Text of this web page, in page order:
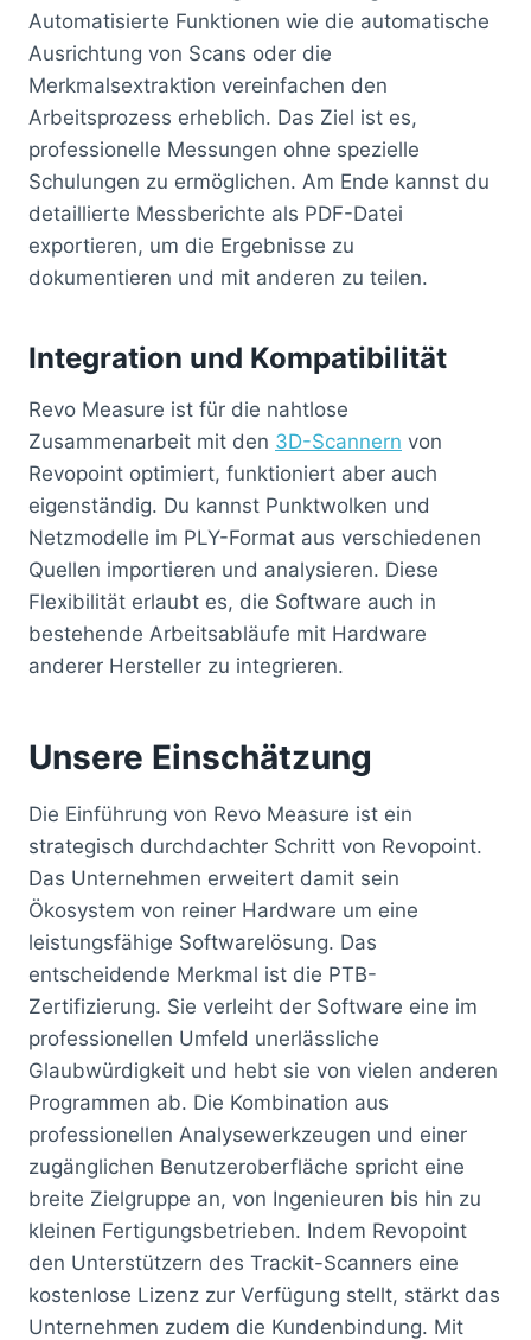
Automatisierte Funktionen wie die automatische
Ausrichtung von Scans oder die
Merkmalsextraktion vereinfachen den
Arbeitsprozess erheblich. Das Ziel ist es,
professionelle Messungen ohne spezielle
Schulungen zu ermöglichen. Am Ende kannst du
detaillierte Messberichte als PDF-Datei
exportieren, um die Ergebnisse zu
dokumentieren und mit anderen zu teilen.
Integration und Kompatibilität
Revo Measure ist für die nahtlose
Zusammenarbeit mit den 3D-Scannern von
Revopoint optimiert, funktioniert aber auch
eigenständig. Du kannst Punktwolken und
Netzmodelle im PLY-Format aus verschiedenen
Quellen importieren und analysieren. Diese
Flexibilität erlaubt es, die Software auch in
bestehende Arbeitsabläufe mit Hardware
anderer Hersteller zu integrieren.
Unsere Einschätzung
Die Einführung von Revo Measure ist ein
strategisch durchdachter Schritt von Revopoint.
Das Unternehmen erweitert damit sein
Ökosystem von reiner Hardware um eine
leistungsfähige Softwarelösung. Das
entscheidende Merkmal ist die PTB-
Zertifizierung. Sie verleiht der Software eine im
professionellen Umfeld unerlässliche
Glaubwürdigkeit und hebt sie von vielen anderen
Programmen ab. Die Kombination aus
professionellen Analysewerkzeugen und einer
zugänglichen Benutzeroberfläche spricht eine
breite Zielgruppe an, von Ingenieuren bis hin zu
kleinen Fertigungsbetrieben. Indem Revopoint
den Unterstützern des Trackit-Scanners eine
kostenlose Lizenz zur Verfügung stellt, stärkt das
Unternehmen zudem die Kundenbindung. Mit